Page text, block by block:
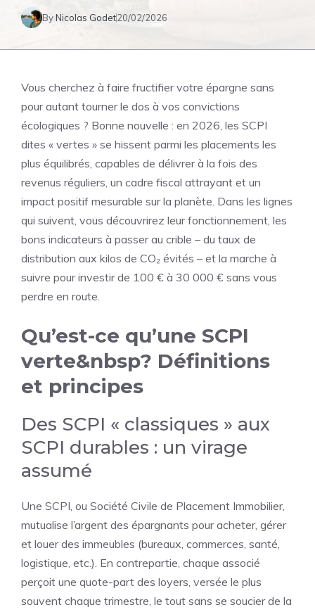
ByNicolas Godet20/02/2026
Vous cherchez à faire fructifier votre épargne sans
pour autant tourner le dos à vos convictions
écologiques ? Bonne nouvelle : en 2026, les SCPI
dites « vertes » se hissent parmi les placements les
plus équilibrés, capables de délivrer à la fois des
revenus réguliers, un cadre fiscal attrayant et un
impact positif mesurable sur la planète. Dans les lignes
qui suivent, vous découvrirez leur fonctionnement, les
bons indicateurs à passer au crible – du taux de
distribution aux kilos de CO₂ évités – et la marche à
suivre pour investir de 100 € à 30 000 € sans vous
perdre en route.
Qu’est-ce qu’une SCPI
verte&nbsp? Définitions
et principes
Des SCPI « classiques » aux
SCPI durables : un virage
assumé
Une SCPI, ou Société Civile de Placement Immobilier,
mutualise l’argent des épargnants pour acheter, gérer
et louer des immeubles (bureaux, commerces, santé,
logistique, etc.). En contrepartie, chaque associé
perçoit une quote-part des loyers, versée le plus
souvent chaque trimestre, le tout sans se soucier de la